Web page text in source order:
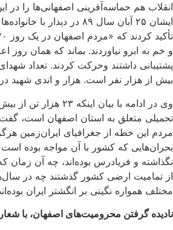
انقلاب هم حماسه‌آفرینی اصفهانی‌ها را در
ایشان ۲۵ آبان سال ۸۹ در
و خم به ابرو نیاوردند. بماند که همان روز
پشتیبانی داشتند وحرکت کردند. تعداد
بیش از هزار نفر است. هزار و اندی شهید
تحمیلی متعلق به استان اصفهان است،
مردم این خطه از جغرافیای ایران‌زمین
بحران‌هایی که کشور با آن مواجه بوده
نگذاشته‌ و فریادرس بوده‌اند، چه آن زمان
از تمامیت ارضی کشور گذشتند چه در
مختلف همواره نگینی بر انگشتر ایران
نادیده گرفتن محرومیت‌های اصفهان، با